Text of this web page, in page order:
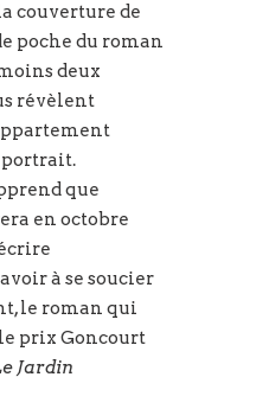
couverture de
poche du roman
deux
révèlent
portrait.
que
en octobre
à se soucier
le roman qui
prix Goncourt
Jardin